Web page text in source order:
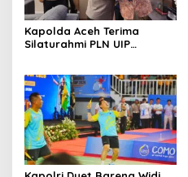
Kapolda Aceh Terima
Silaturahmi PLN UIP
Infrastruktur
Ketenagalistrikan